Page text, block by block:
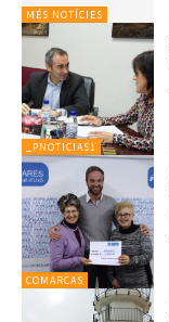
MÉS NOTÍCIES
_PNOTICIAS1
COMARCAS